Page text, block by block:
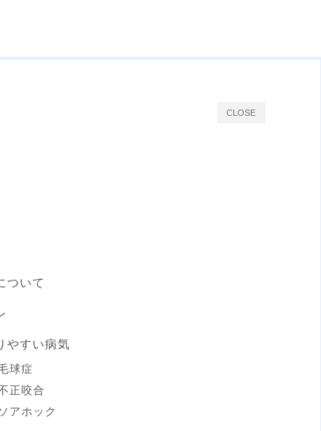
CLOSE
ついて
やすい病気
球症
正咬合
アホック